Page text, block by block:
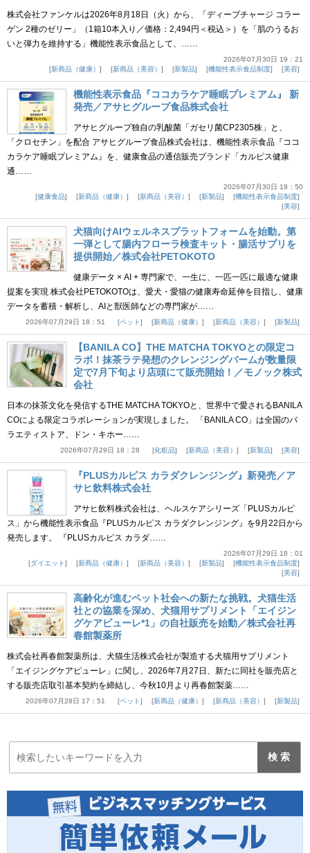
株式会社ファンケルは2026年8月18日（火）から、「ディープチャージ コラー
ゲン 2種のゼリー」（1箱10本入り／価格：2,494円＜税込＞）を「肌のうるお
いと弾力を維持する」機能性表示食品として、……
2026年07月30日 19：21
新商品（健康）
新商品（美容） 新製品 機能性表示食品制度 美容
機能性表示食品『ココカラケア睡眠プレミアム』 新
発売／アサヒグループ食品株式会社
アサヒグループ独自の乳酸菌「ガセリ菌CP2305株」と、
「クロセチン」を配合 アサヒグループ食品株式会社は、機能性表示食品『ココ
カラケア睡眠プレミアム』を、健康食品の通信販売ブランド「カルピス健康
通……
2026年07月30日 18：50
健康食品
新商品（健康） 新商品（美容） 新製品
機能性表示食品制度
美容
犬猫向けAIウェルネスプラットフォームを始動。第
一弾として腸内フローラ検査キット・腸活サプリを
提供開始／株式会社PETOKOTO
健康データ × AI + 専門家で、一生に、一匹一匹に最適な健康
提案を実現 株式会社PETOKOTOは、愛犬・愛猫の健康寿命延伸を目指し、健康
データを蓄積・解析し、AIと獣医師などの専門家が……
2026年07月29日 18：51 ペット 新商品（健康） 新商品（美容） 新製品
【BANILA CO】THE MATCHA TOKYOとの限定コ
ラボ！抹茶ラテ発想のクレンジングバームが数量限
定で7月下旬より店頭にて販売開始！／モノック株式
会社
日本の抹茶文化を発信するTHE MATCHA TOKYOと、世界中で愛されるBANILA
COによる限定コラボレーションが実現しました。 「BANILA CO」は全国のバ
ラエティストア、ドン・キホー……
2026年07月29日 18：28 化粧品 新商品（美容） 新製品 美容
『PLUSカルピス カラダクレンジング』新発売／ア
サヒ飲料株式会社
アサヒ飲料株式会社は、ヘルスケアシリーズ「PLUSカルピ
ス」から機能性表示食品『PLUSカルピス カラダクレンジング』を9月22日から
発売します。 『PLUSカルピス カラダ……
2026年07月29日 18：01
ダイエット
新商品（健康） 新商品（美容） 新製品
機能性表示食品制度
美容
高齢化が進むペット社会への新たな挑戦。犬猫生活
社との協業を深め、犬猫用サプリメント「エイジン
グケアピューレ*1」の自社販売を始動／株式会社再
春館製薬所
株式会社再春館製薬所は、犬猫生活株式会社が製造する犬猫用サプリメント
「エイジングケアピューレ」に関し、2026年7月27日、新たに同社を販売店と
する販売店取引基本契約を締結し、今秋10月より再春館製薬……
2026年07月28日 17：51 ペット 新商品（健康） 新商品（美容） 新製品